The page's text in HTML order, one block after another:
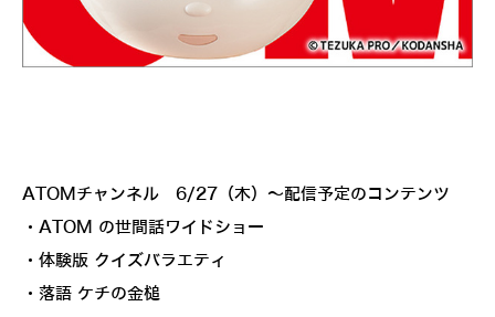
ATOMチャンネル 6/27（木）～配信予定のコンテンツ
・ATOM の世間話ワイドショー
・体験版 クイズバラエティ
・落語 ケチの金槌